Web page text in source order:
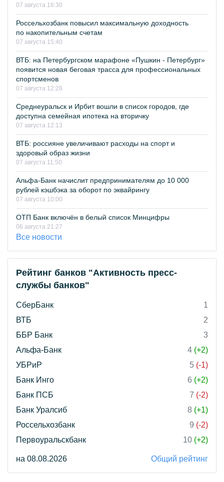
07 августа 16:30
Россельхозбанк повысил максимальную доходность
по накопительным счетам
07 августа 15:40
ВТБ: на Петербургском марафоне «Пушкин - Петербург»
появится новая беговая трасса для профессиональных
спортсменов
07 августа 12:28
Среднеуральск и Ирбит вошли в список городов, где
доступна семейная ипотека на вторичку
07 августа 12:13
ВТБ: россияне увеличивают расходы на спорт и
здоровый образ жизни
07 августа 11:50
Альфа-Банк начислит предпринимателям до 10 000
рублей кэшбэка за оборот по эквайрингу
07 августа 10:00
ОТП Банк включён в белый список Минцифры
06 августа 21:27
Все новости
Рейтинг банков "Активность пресс-
службы банков"
СберБанк
1
ВТБ
2
ББР Банк
3
Альфа-Банк
4 (+2)
УБРиР
5 (-1)
Банк Инго
6 (+2)
Банк ПСБ
7 (-2)
Банк Уралсиб
8 (+1)
Россельхозбанк
9 (-2)
Первоуральскбанк
10 (+2)
на 08.08.2026 Общий рейтинг